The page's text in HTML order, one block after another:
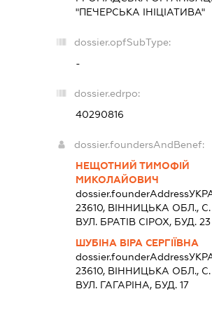
"ПЕЧЕРСЬКА ІНІЦІАТИВА"
dossier.opfSubType:
-
dossier.edrpo:
40290816
dossier.foundersAndBenef:
НЕЩОТНИЙ ТИМОФІЙ
МИКОЛАЙОВИЧ
dossier.founderAddress
23610, ВIННИЦЬКА ОБЛ.,
ВУЛ. БРАТІВ СІРОХ, БУД. 23
ШУБІНА ВІРА СЕРГІЇВНА
dossier.founderAddress
23610, ВIННИЦЬКА ОБЛ.,
ВУЛ. ГАГАРІНА, БУД. 17